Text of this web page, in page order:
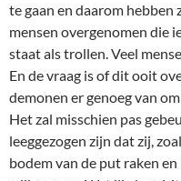
te gaan en daarom hebben
mensen overgenomen die
staat als trollen. Veel
En de vraag is of dit ooit
demonen er genoeg van
Het zal misschien pas
leeggezogen zijn dat zij,
bodem van de put raken